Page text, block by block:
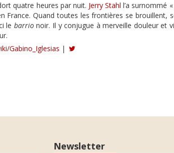
quatre heures par nuit. Jerry Stahl l’a surnommé
Quand toutes les frontières se brouillent,
le barrionoir. Il y conjugue à merveille douleur et
Gabino_Iglesias |
Newsletter